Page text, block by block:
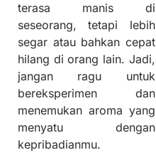
terasa manis di
seseorang, tetapi lebih
segar atau bahkan cepat
hilang di orang lain. Jadi,
jangan ragu untuk
bereksperimen dan
menemukan aroma yang
menyatu dengan
kepribadianmu.